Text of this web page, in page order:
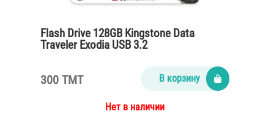
Flash Drive 128GB Kingstone Data
Traveler Exodia USB 3.2
300 TMT В корзину
Нет в наличии